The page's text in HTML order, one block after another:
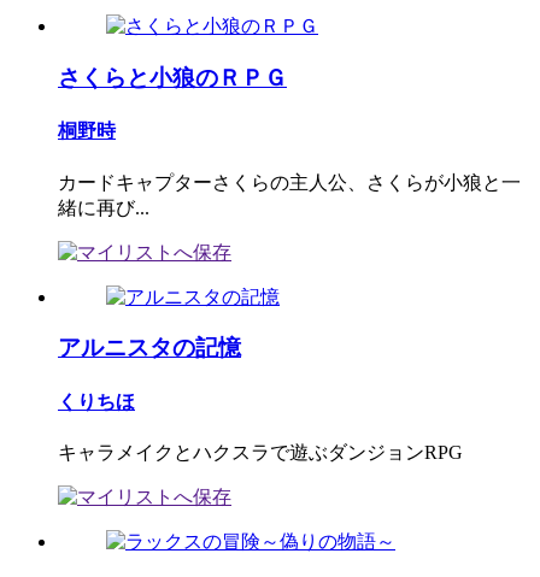
さくらと小狼のＲＰＧ
桐野時
カードキャプターさくらの主人公、さくらが小狼と一
緒に再び...
アルニスタの記憶
くりちほ
キャラメイクとハクスラで遊ぶダンジョンRPG